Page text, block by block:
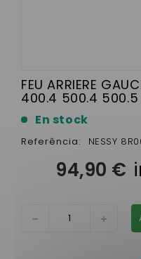
FEU ARRIERE
400.4 500.4 500.5
En stock
Referência: NESSY
94,90 €